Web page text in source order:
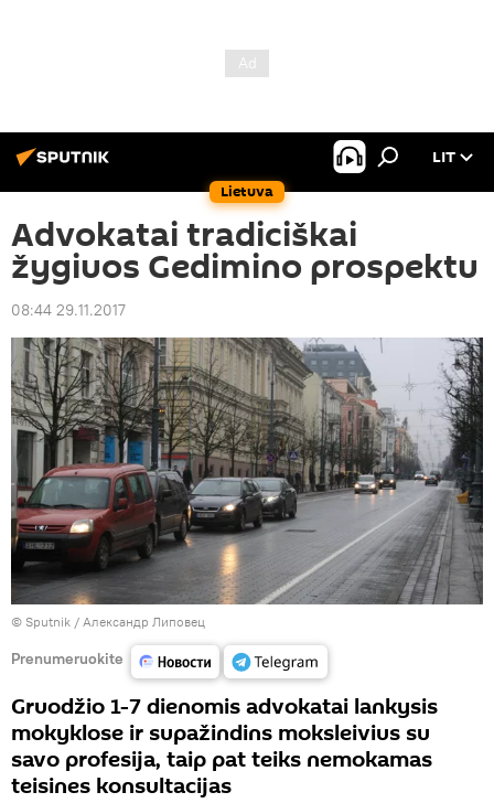
Lietuva
LIT
Advokatai tradiciškai
žygiuos Gedimino prospektu
08:44 29.11.2017
© Sputnik / Александр Липовец
Prenumeruokite
Gruodžio 1-7 dienomis advokatai lankysis
mokyklose ir supažindins moksleivius su
savo profesija, taip pat teiks nemokamas
teisines konsultacijas